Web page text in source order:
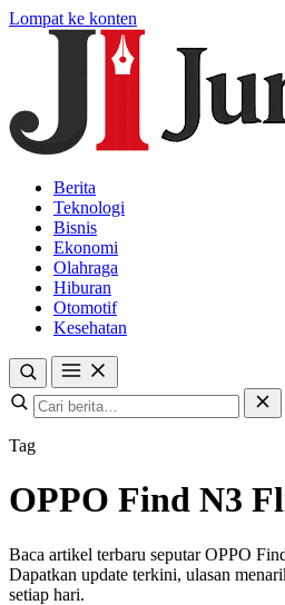
Lompat ke konten
Berita
Teknologi
Bisnis
Ekonomi
Olahraga
Hiburan
Otomotif
Kesehatan
Tag
OPPO Find N3
Baca artikel terbaru seputar OPPO
Dapatkan update terkini, ulasan
setiap hari.